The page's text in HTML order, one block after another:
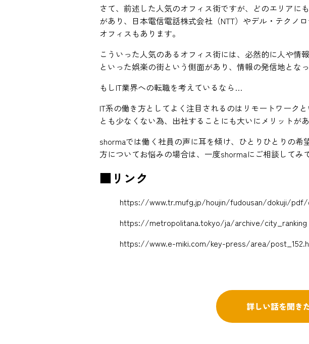
さて、前述した人気のオフィス街ですが、どのエリアに
があり、日本電信電話株式会社（NTT）やデル・テクノ
オフィスもあります。
こういった人気のあるオフィス街には、必然的に人や
といった娯楽の街という側面があり、情報の発信地とな
もしIT業界への転職を考えているなら…
IT系の働き方としてよく注目されるのはリモートワーク
とも少なくない為、出社することにも大いにメリットがあ
shormaでは働く社員の声に耳を傾け、ひとりひとりの
方についてお悩みの場合は、一度shormaにご相談してみ
■リンク
https://www.tr.mufg.jp/houjin/fudousan/dokuji/pdf/
https://metropolitana.tokyo/ja/archive/city_ranking
https://www.e-miki.com/key-press/area/
詳しい話を聞き